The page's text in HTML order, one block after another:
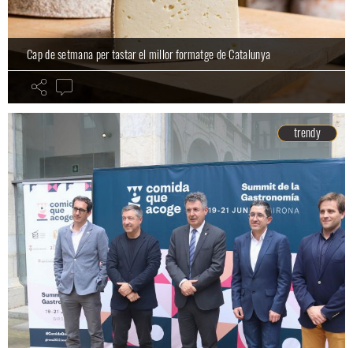
Cap de setmana per tastar el millor formatge de Catalunya
trendy